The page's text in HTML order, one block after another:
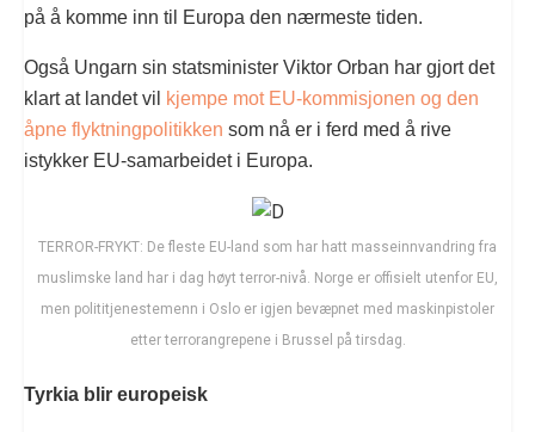
på å komme inn til Europa den nærmeste tiden.
Også Ungarn sin statsminister Viktor Orban har gjort det
klart at landet vil
kjempe mot EU-kommisjonen og den
åpne flyktningpolitikken som nå er i ferd med å rive
istykker EU-samarbeidet i Europa.
TERROR-FRYKT: De fleste EU-land som har hatt masseinnvandring fra
muslimske land har i dag høyt terror-nivå. Norge er offisielt utenfor EU,
men polititjenestemenn i Oslo er igjen bevæpnet med maskinpistoler
etter terrorangrepene i Brussel på tirsdag.
Tyrkia blir europeisk